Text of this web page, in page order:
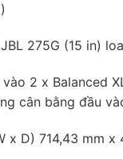
275G (15 in)
2 x Balanced
cân bằng đầu
x D) 714,43 mm x